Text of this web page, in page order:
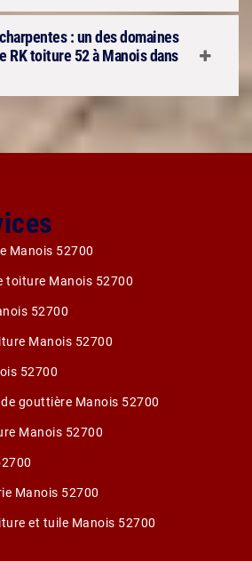
: un des domaines
RK toiture 52 à Manois dans
Manois 52700
toiture Manois 52700
52700
Manois 52700
52700
gouttière Manois 52700
Manois 52700
Manois 52700
et tuile Manois 52700